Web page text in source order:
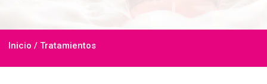
Inicio / Tratamientos